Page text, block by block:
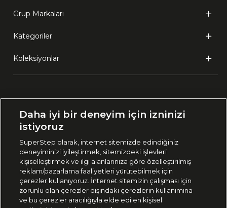
Grup Markaları
Kategoriler
Koleksiyonlar
🇹🇷 Türkiye
444 37 36
Uygulamadan Takip Edin
Daha iyi bir deneyim için izninizi
istiyoruz
SuperStep olarak, internet sitemizde edindiğiniz
deneyiminizi iyileştirmek, sitemizdeki işlevleri
kişiselleştirmek ve ilgi alanlarınıza göre özelleştirilmiş
reklam/pazarlama faaliyetleri yürütebilmek için
çerezler kullanıyoruz. İnternet sitemizin çalışması için
zorunlu olan çerezler dışındaki çerezlerin kullanımına
ve bu çerezler aracılığıyla elde edilen kişisel